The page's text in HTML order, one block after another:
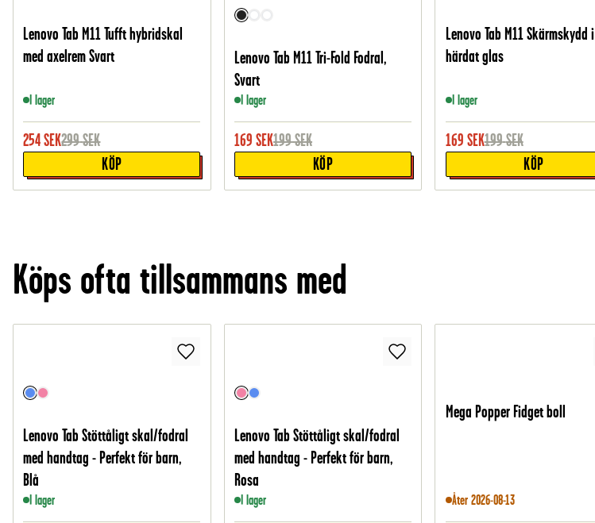
Lenovo Tab M11 Tufft hybridskal
med axelrem Svart
I lager
254SEK299SEK
KÖP
Lenovo Tab M11 Tri-Fold Fodral,
Svart
I lager
169 SEK199SEK
KÖP
Lenovo Tab M11 Skärmskydd i
härdat glas
I lager
169 SEK199SEK
KÖP
Köps ofta tillsammans med
Lenovo Tab Stöttåligt skal/fodral
med handtag - Perfekt för barn,
Blå
I lager
Lenovo Tab Stöttåligt skal/fodral
med handtag - Perfekt för barn,
Rosa
I lager
Mega Popper Fidget boll
Åter 2026-08-13